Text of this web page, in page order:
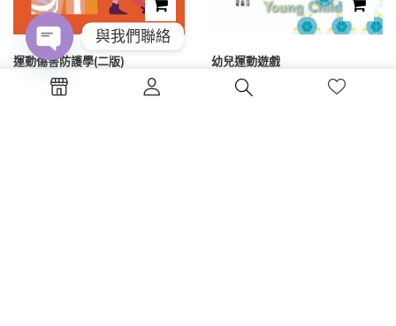
運動傷害防護學(二版)
450
幼兒運動遊戲
NT$300
與我們聯絡
Open
chaty